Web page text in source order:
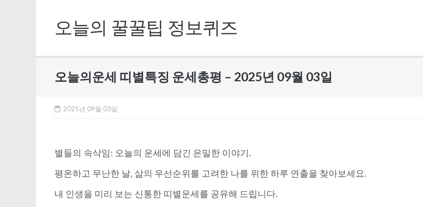
content오늘의 꿀꿀팁 정보퀴즈
오늘의운세 띠별특징 운세총평 – 2025년 09월 03일
2025년 09월 03일
별들의 속삭임: 오늘의 운세에 담긴 은밀한 이야기.
평온하고 무난한 날, 삶의 우선순위를 고려한 나를 위한 하루 연출을 찾아보세요.
내 인생을 미리 보는 신통한 띠별운세를 공유해 드립니다.